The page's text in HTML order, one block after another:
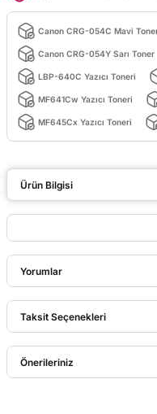
Canon CRG-054C Mavi
Canon CRG-054Y Sarı Toner
LBP-640C Yazıcı Toneri
MF641Cw Yazıcı Toneri
MF645Cx Yazıcı Toneri
Ürün Bilgisi
Yorumlar
Bu ürüne
Taksit Seçenekleri
Önerileriniz